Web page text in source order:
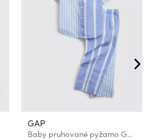
GAP
Baby pruhované pyžamo GAP